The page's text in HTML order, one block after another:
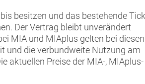
besitzen und das bestehende
Der Vertrag bleibt unverändert
MIA und MIAplus gelten bei diesen
und die verbundweite Nutzung am
aktuellen Preise der MIA-, MIAplus-